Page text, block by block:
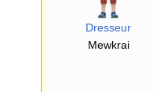
Dresseur
Mewkrai